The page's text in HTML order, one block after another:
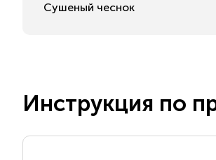
Сушеный чеснок
Инструкция по